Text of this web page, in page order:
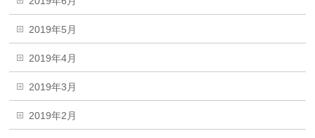
2019年5月
2019年4月
2019年3月
2019年2月